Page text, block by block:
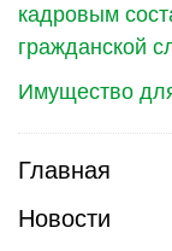
кадровым
гражданской
Имущество
Главная
Новости